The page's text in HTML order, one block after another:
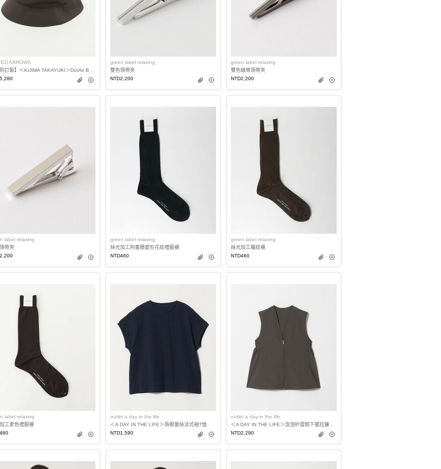
ARROWS
green label relaxing
雙色領帶夾
NTD2,200
green label relaxing
雙色線條領帶夾
NTD2,200
label relaxing
帶夾
green label relaxing
絲光加工阿蓋爾菱形花紋禮服襪
NTD460
green label relaxing
絲光加工羅紋襪
NTD460
label relaxing
工素色禮服襪
outlet a day in the life
＜A DAY IN THE LIFE＞鳥眼蕾絲法式袖T恤
NTD1,590
outlet a day in the life
NTD2,290